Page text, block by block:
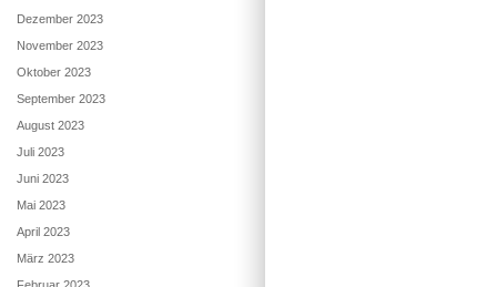
Dezember 2023
November 2023
Oktober 2023
September 2023
August 2023
Juli 2023
Juni 2023
Mai 2023
April 2023
März 2023